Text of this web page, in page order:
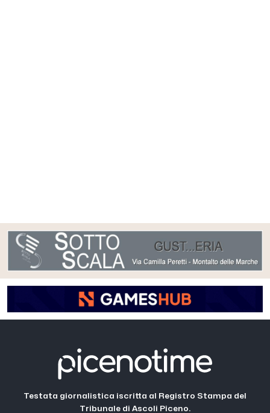
Testata giornalistica iscritta al Registro Stampa del
Tribunale di Ascoli Piceno.